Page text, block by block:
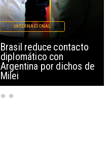
China restringe
exportación de drones a
EEUU y sanciona
empresas
INTERNACIONAL